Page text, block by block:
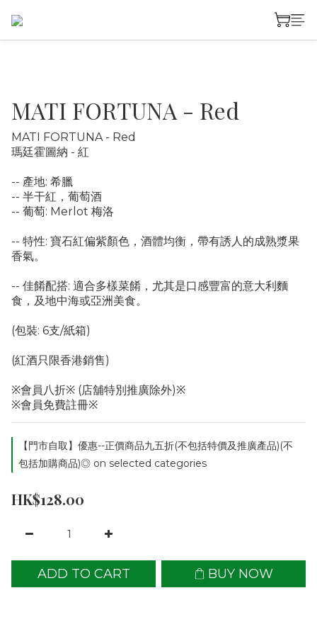
MATI FORTUNA - Red
MATI FORTUNA - Red
瑪廷霍圖納 - 紅
-- 產地: 希臘
-- 半干紅，葡萄酒
-- 葡萄: Merlot 梅洛
-- 特性: 寶石紅偏紫顏色，酒體均衡，帶有誘人的成熟漿果
香氣。
-- 佳餚配搭: 適合多樣菜餚，尤其是口感豐富的意大利麵
食，及地中海或亞洲美食。
(包裝: 6支/紙箱)
(紅酒只限香港銷售)
※會員八折※ (店舖特別推廣除外)※
※會員免費註冊※
【門市自取】優惠--正價商品九五折(不包括特價及推廣產品)(不
包括加購商品)◎ on selected categories
HK$128.00
ADD TO CART BUY NOW